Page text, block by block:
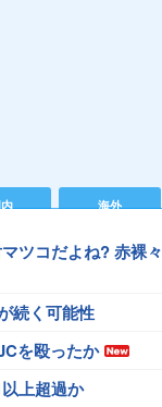
海外
ツコだよね? 赤裸々
続く可能性
を殴ったか
上超過か